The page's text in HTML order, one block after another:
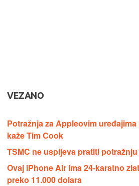
VEZANO
Potražnja za Appleovim
kaže Tim Cook
TSMC ne uspijeva pratiti
Ovaj iPhone Air ima 24-karatno
preko 11.000 dolara